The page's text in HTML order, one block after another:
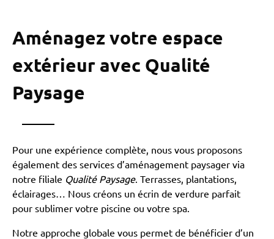
Aménagez votre espace
extérieur avec Qualité
Paysage
Pour une expérience complète, nous vous proposons
également des services d’aménagement paysager via
notre filiale Qualité Paysage. Terrasses, plantations,
éclairages… Nous créons un écrin de verdure parfait
pour sublimer votre piscine ou votre spa.
Notre approche globale vous permet de bénéficier d’un